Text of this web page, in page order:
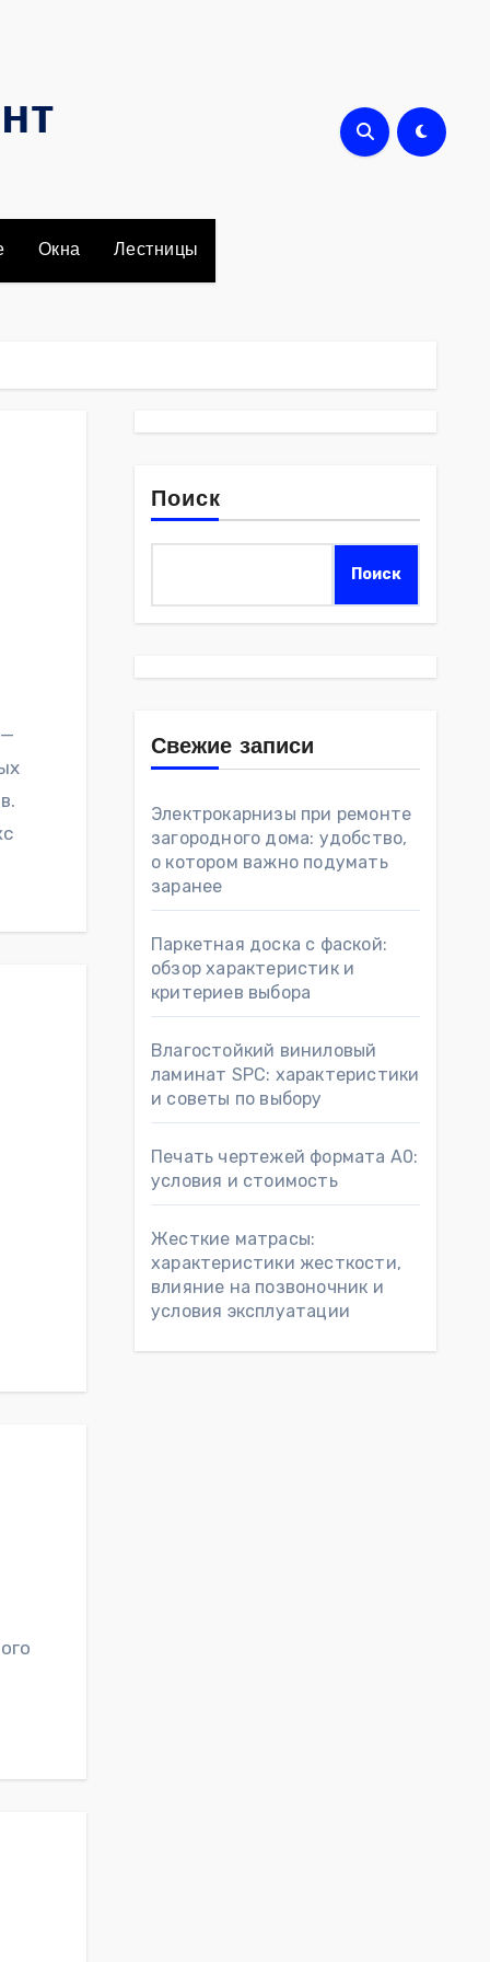
Окна Лестницы
Поиск
Поиск
Свежие записи
Электрокарнизы при ремонте
загородного дома: удобство,
о котором важно подумать
заранее
Паркетная доска с фаской:
обзор характеристик и
критериев выбора
Влагостойкий виниловый
ламинат SPC: характеристики
и советы по выбору
Печать чертежей формата А0:
условия и стоимость
Жесткие матрасы:
характеристики жесткости,
влияние на позвоночник и
условия эксплуатации